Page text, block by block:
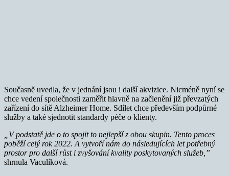
Současně uvedla, že v jednání jsou i další akvizice. Nicméně nyní se
chce vedení společnosti zaměřit hlavně na začlenění již převzatých
zařízení do sítě Alzheimer Home. Sdílet chce především podpůrné
služby a také sjednotit standardy péče o klienty.
„V podstatě jde o to spojit to nejlepší z obou skupin. Tento proces
poběží celý rok 2022. A vytvoří nám do následujících let potřebný
prostor pro další růst i zvyšování kvality poskytovaných služeb,”
shrnula Vaculíková.